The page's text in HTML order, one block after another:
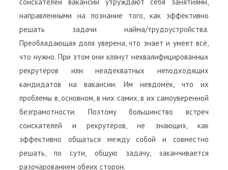
направленными на познание того, как эффективно
решать задачи найма/трудоустройства.
Преобладающая доля уверена, что знает и умеет всё,
что нужно. При этом они клянут неквалифицированных
рекрутёров или неадекватных неподходящих
кандидатов на вакансии. Им невдомёк, что их
проблемы в, основном, в них самих, в их самоуверенной
безграмотности. Поэтому большинство встреч
соискателей и рекрутёров, не знающих, как
эффективно общаться между собой и совместно
решать, по сути, общую задачу, заканчивается
разочарованием обеих сторон.